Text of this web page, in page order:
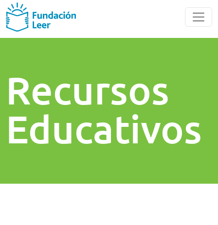
Recursos
Educativos